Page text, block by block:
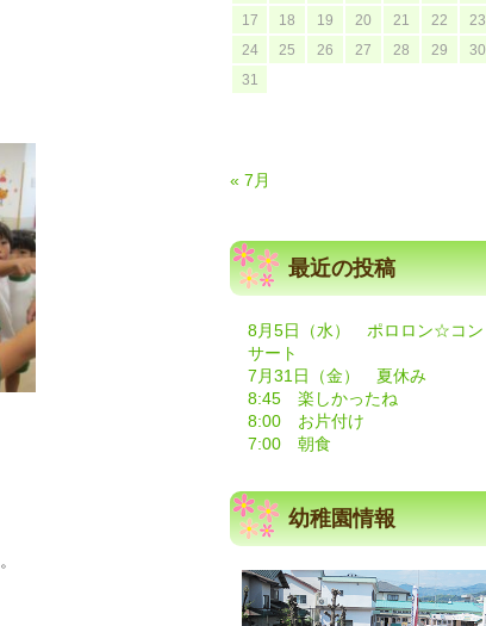
17
18 19 20 21 22
23
24
25 26 27 28 29
30
31
« 7月
最近の投稿
8月5日（水） ポロロン☆コン
サート
7月31日（金） 夏休み
8:45 楽しかったね
8:00 お片付け
7:00 朝食
幼稚園情報